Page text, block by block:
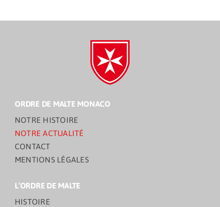
ORDRE DE MALTE MONACO
NOTRE HISTOIRE
NOTRE ACTUALITÉ
CONTACT
MENTIONS LÉGALES
L’ORDRE DE MALTE
HISTOIRE